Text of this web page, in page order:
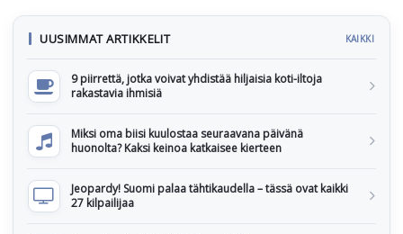
UUSIMMAT ARTIKKELIT KAIKKI
9 piirrettä, jotka voivat yhdistää hiljaisia koti-iltoja
rakastavia ihmisiä
Miksi oma biisi kuulostaa seuraavana päivänä
huonolta? Kaksi keinoa katkaisee kierteen
Jeopardy! Suomi palaa tähtikaudella – tässä ovat kaikki
27 kilpailijaa